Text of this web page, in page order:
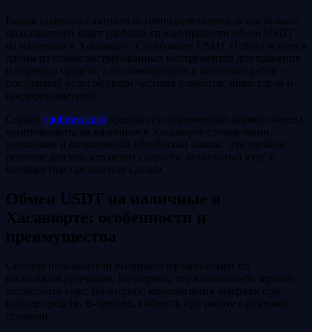
Рынок цифровых активов активно развивается, и все больше
пользователей ищут удобный способ провести обмен USDT
на наличные в Хасавюрте. Стейблкоин USDT (Tether) остается
одним из самых востребованных инструментов для хранения
и перевода средств, а его конвертация в наличные рубли —
популярной услугой среди частных клиентов, инвесторов и
предпринимателей.
Сервис yaobmen.cash предлагает современный формат обмена
криптовалюты на наличные в Хасавюрте с понятными
условиями и оперативной обработкой заявок. Это удобное
решение для тех, кто ценит скорость, актуальный курс и
комфорт при проведении сделки.
Обмен USDT на наличные в
Хасавюрте: особенности и
преимущества
Сегодня пользователи выбирают офлайн-обмен по
нескольким причинам. Во-первых, это возможность заранее
согласовать курс. Во-вторых, минимизация задержек при
выводе средств. В-третьих, гибкость при работе с разными
суммами.